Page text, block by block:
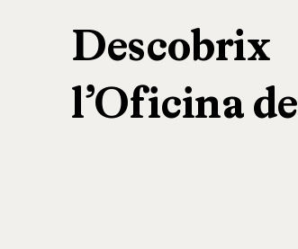
Descobrix
l’Oficina de